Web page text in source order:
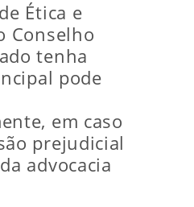
Ética e
Conselho
tenha
pode
em caso
prejudicial
advocacia